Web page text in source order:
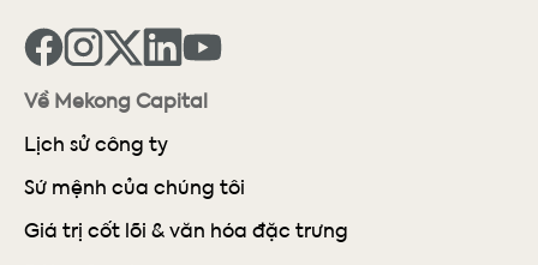
Về Mekong Capital
Lịch sử công ty
Sứ mệnh của chúng tôi
Giá trị cốt lõi & văn hóa đặc trưng